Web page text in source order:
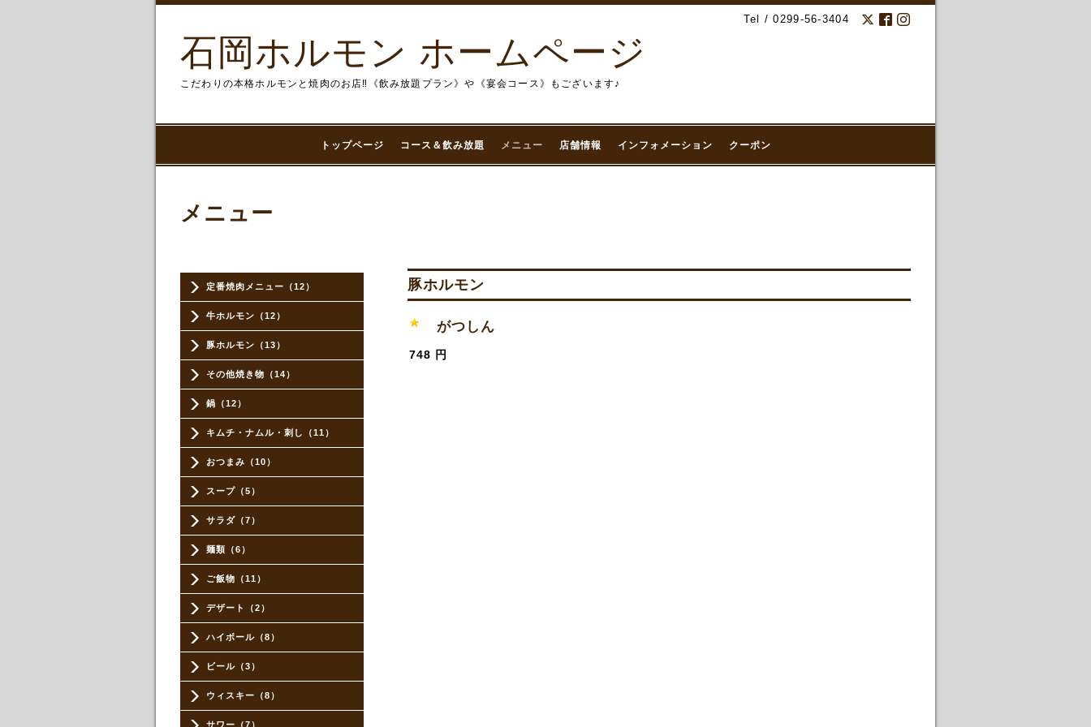
Tel / 0299-56-3404
石岡ホルモン ホームページ
こだわりの本格ホルモンと焼肉のお店‼︎《飲み放題プラン》や《宴会コース》もございます♪
トップページ コース＆飲み放題 メニュー 店舗情報 インフォメーション クーポン
定番焼肉メニュー（12）
牛ホルモン（12）
豚ホルモン（13）
その他焼き物（14）
鍋（12）
キムチ・ナムル・刺し（11）
おつまみ（10）
スープ（5）
サラダ（7）
麺類（6）
ご飯物（11）
デザート（2）
ハイボール（8）
ビール（3）
ウィスキー（8）
サワー（7）
メニュー
豚ホルモン
がつしん
748 円